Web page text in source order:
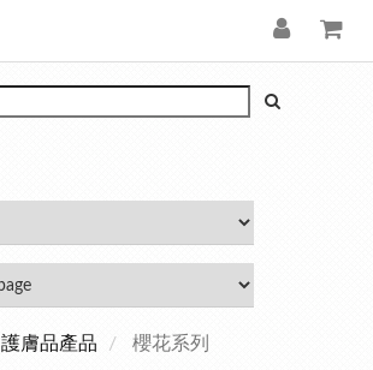
護膚品產品 櫻花系列